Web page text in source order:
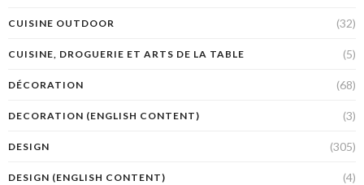
CUISINE OUTDOOR (32)
CUISINE, DROGUERIE ET ARTS DE LA TABLE (5)
DÉCORATION (68)
DECORATION (ENGLISH CONTENT) (3)
DESIGN (305)
DESIGN (ENGLISH CONTENT) (4)